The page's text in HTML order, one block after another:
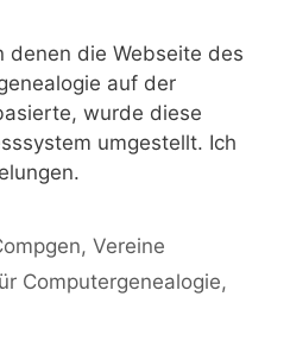
denen die Webseite des
auf der
wurde diese
umgestellt. Ich
,Vereine
Computergenealogie,